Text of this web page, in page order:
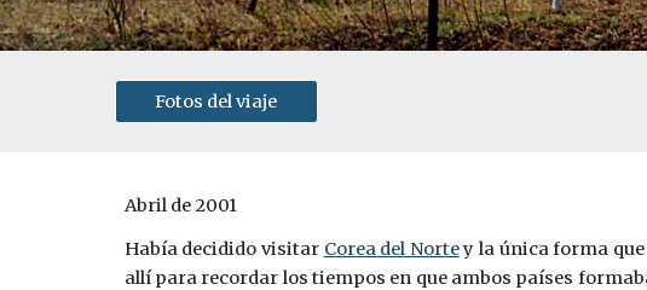
Fotos del viaje
Abril de 2001
Había decidido visitar Corea del Nortey la única forma que
allí para recordar los tiempos en que ambos países